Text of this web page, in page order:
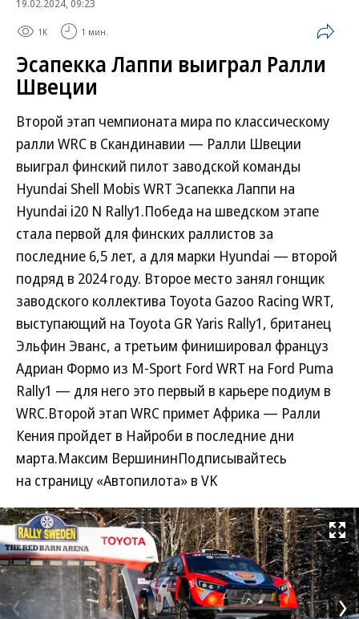
19.02.2024, 09:23
1K 1 мин.
Эсапекка Лаппи выиграл Ралли
Швеции
Второй этап чемпионата мира по классическому
ралли WRC в Скандинавии — Ралли Швеции
выиграл финский пилот заводской команды
Hyundai Shell Mobis WRT Эсапекка Лаппи на
Hyundai i20 N Rally1.Победа на шведском этапе
стала первой для финских раллистов за
последние 6,5 лет, а для марки Hyundai — второй
подряд в 2024 году. Второе место занял гонщик
заводского коллектива Toyota Gazoo Racing WRT,
выступающий на Toyota GR Yaris Rally1, британец
Эльфин Эванс, а третьим финишировал француз
Адриан Формо из M-Sport Ford WRT на Ford Puma
Rally1 — для него это первый в карьере подиум в
WRC.Второй этап WRC примет Африка — Ралли
Кения пройдет в Найроби в последние дни
марта.Максим ВершининПодписывайтесь
на страницу «Автопилота» в VK
Развернуть